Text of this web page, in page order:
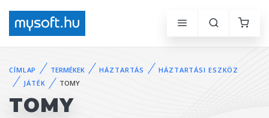
CÍMLAP TERMÉKEK HÁZTARTÁS
HÁZTARTÁSI ESZKÖZ
JÁTÉK
TOMY
TOMY